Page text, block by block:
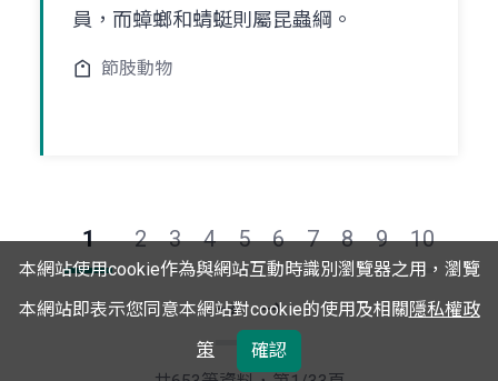
員，而蟑螂和蜻蜓則屬昆蟲綱。
節肢動物
1 2 3 4 5 6 7 8 9 10
頁
最
後
一
本網站使用cookie作為與網站互動時識別瀏覽器之用，瀏覽
本網站即表示您同意本網站對cookie的使用及相關隱私權政
策
確認